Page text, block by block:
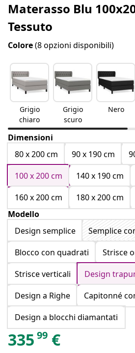
Materasso Blu
Tessuto
Colore(8 opzioni disponibili)
Grigio
chiaro
Grigio
scuro
Nero
Dimensioni
80 x 200 cm
90 x 190 cm
100 x 200 cm
140 x 190 cm
160 x 200 cm
180 x 200 cm
Modello
Design semplice
Semplice
Blocco con quadrati
Strisce
Strisce verticali
Design
Design a Righe
Capitonné
Design a blocchi diamantati
335 99 €